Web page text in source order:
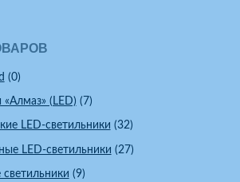
(0)
(LED) (7)
LED-светильники (32)
LED-светильники (27)
(9)